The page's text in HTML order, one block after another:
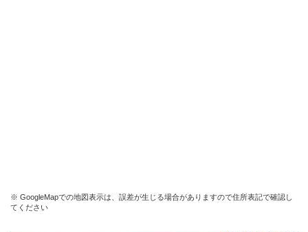
※ GoogleMapでの地図表示は、誤差が生じる場合がありますので住所表記で確認し
てください